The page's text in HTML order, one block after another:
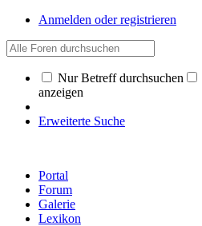
Anmelden oder registrieren
Nur Betreff durchsuchen
anzeigen
Erweiterte Suche
Portal
Forum
Galerie
Lexikon